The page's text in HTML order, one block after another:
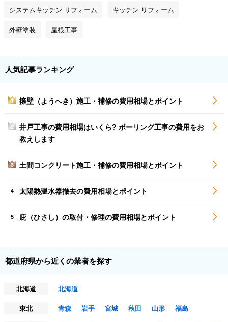
システムキッチン リフォーム キッチン リフォーム
外壁塗装 屋根工事
人気記事ランキング
1 擁壁（ようへき）施工・補修の費用相場とポイント
2
井戸工事の費用相場はいくら? ボーリング工事の費用をお
教えします
3 土間コンクリート施工・補修の費用相場とポイント
4 太陽熱温水器撤去の費用相場とポイント
5 庇（ひさし）の取付・修理の費用相場とポイント
都道府県から近くの業者を探す
北海道
北海道
東北
青森 岩手 宮城 秋田 山形
福島